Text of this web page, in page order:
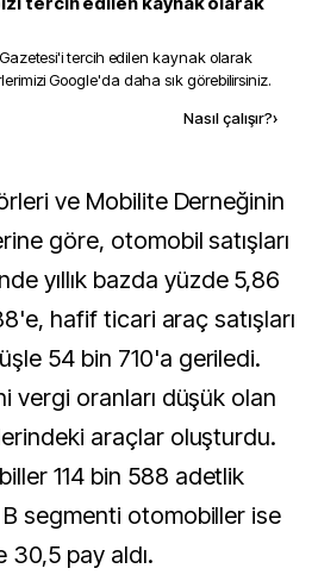
'i tercih edilen kaynak olarak
Google'da daha sık görebilirsiniz.
Nasıl çalışır?›
göre, otomobil satışları
yıllık bazda yüzde 5,86
hafif ticari araç satışları
54 bin 710'a geriledi.
vergi oranları düşük olan
araçlar oluşturdu.
114 bin 588 adetlik
segmenti otomobiller ise
30,5 pay aldı.